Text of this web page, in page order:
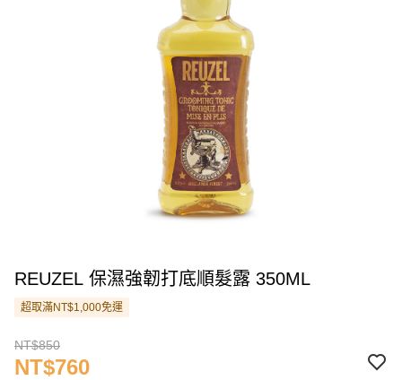
REUZEL 保濕強韌打底順髮露 350ML
超取滿NT$1,000免運
NT$850
NT$760